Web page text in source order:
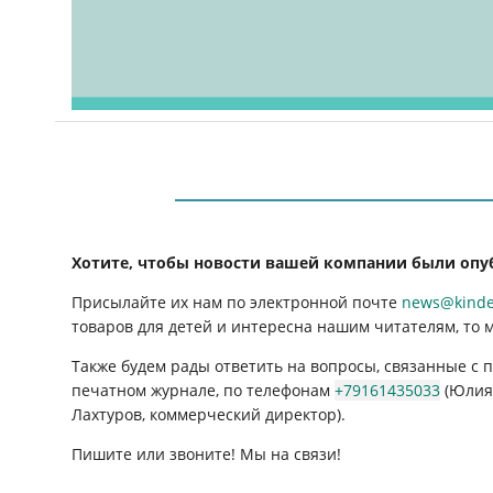
Хотите, чтобы новости вашей компании были
Присылайте их нам по электронной почте
товаров для детей и интересна нашим читателям, то
Также будем рады ответить на вопросы, связанные
печатном журнале, по телефонам+79161435033 (Юлия
Лахтуров, коммерческий директор).
Пишите или звоните! Мы на связи!